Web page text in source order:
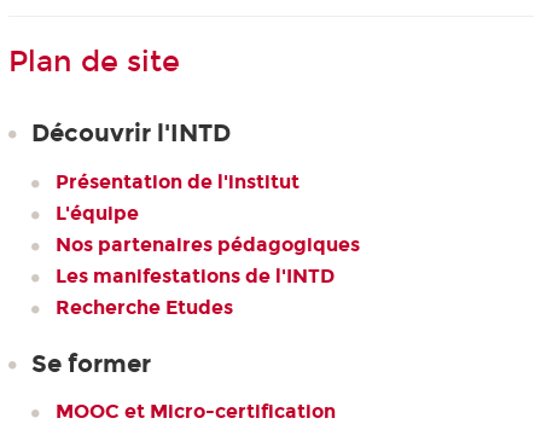
Plan de site
Découvrir l'INTD
Présentation de l'institut
L'équipe
Nos partenaires pédagogiques
Les manifestations de l'INTD
Recherche Etudes
Se former
MOOC et Micro-certification